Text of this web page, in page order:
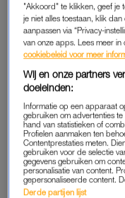
Ook interessant: bij
spijkerbroek te leasen.
maand een broek kunt
mag je de jeans
paar, gemaakt van
KUYICHI
Sinds 2001 werkt
te maken, onder
het merk in 2015
"Akkoord" te klikken, geef je
je niet alles toestaan, klik
aanpassen via “Privacy-
van onze apps. Lees meer
cookiebeleid voor meer
Wij en onze partners
doeleinden:
Informatie op een apparaat
gebruiken om advertenties
hand van statistieken of
Profielen aanmaken ten
Contentprestaties meten.
gebruiken voor de selectie
gegevens gebruiken om
personalisatie van content.
gepersonaliseerde content.
Derde partijen lijst